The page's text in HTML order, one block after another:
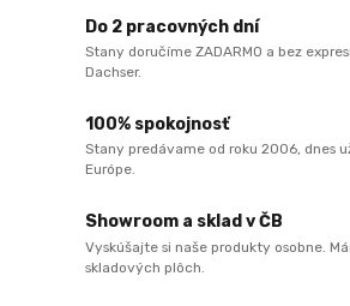
Do 2 pracovných dní
Stany doručíme ZADARMO a bez
Dachser.
100% spokojnosť
Stany predávame od roku 2006, dnes
Európe.
Showroom a sklad v ČB
Vyskúšajte si naše produkty osobne.
skladových plôch.